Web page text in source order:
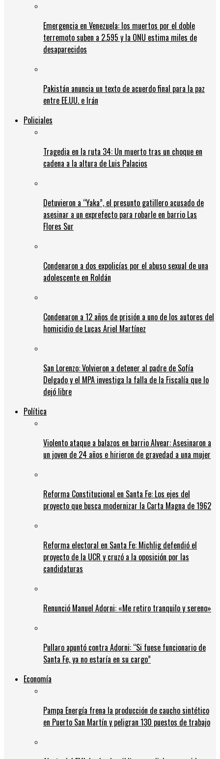
Emergencia en Venezuela: los muertos por el doble
terremoto suben a 2.595 y la ONU estima miles de
desaparecidos
Pakistán anuncia un texto de acuerdo final para la paz
entre EE.UU. e Irán
Policiales
Tragedia en la ruta 34: Un muerto tras un choque en
cadena a la altura de Luis Palacios
Detuvieron a “Yaka”, el presunto gatillero acusado de
asesinar a un exprefecto para robarle en barrio Las
Flores Sur
Condenaron a dos expolicías por el abuso sexual de una
adolescente en Roldán
Condenaron a 12 años de prisión a uno de los autores del
homicidio de Lucas Ariel Martínez
San Lorenzo: Volvieron a detener al padre de Sofía
Delgado y el MPA investiga la falla de la Fiscalía que lo
dejó libre
Política
Violento ataque a balazos en barrio Alvear: Asesinaron a
un joven de 24 años e hirieron de gravedad a una mujer
Reforma Constitucional en Santa Fe: Los ejes del
proyecto que busca modernizar la Carta Magna de 1962
Reforma electoral en Santa Fe: Michlig defendió el
proyecto de la UCR y cruzó a la oposición por las
candidaturas
Renunció Manuel Adorni: «Me retiro tranquilo y sereno»
Pullaro apuntó contra Adorni: “Si fuese funcionario de
Santa Fe, ya no estaría en su cargo”
Economía
Pampa Energía frena la producción de caucho sintético
en Puerto San Martín y peligran 130 puestos de trabajo